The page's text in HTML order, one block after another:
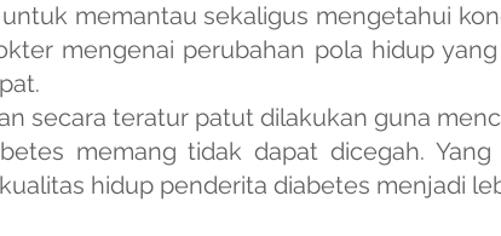
memantau sekaligus mengetahui
mengenai perubahan pola hidup
secara teratur patut dilakukan guna
memang tidak dapat dicegah.
hidup penderita diabetes menjadi